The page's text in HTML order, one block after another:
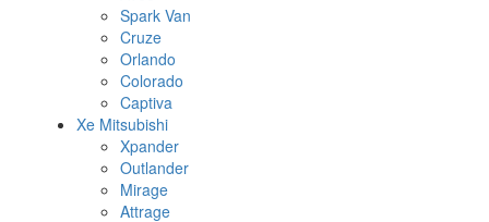
Spark Van
Cruze
Orlando
Colorado
Captiva
Xe Mitsubishi
Xpander
Outlander
Mirage
Attrage